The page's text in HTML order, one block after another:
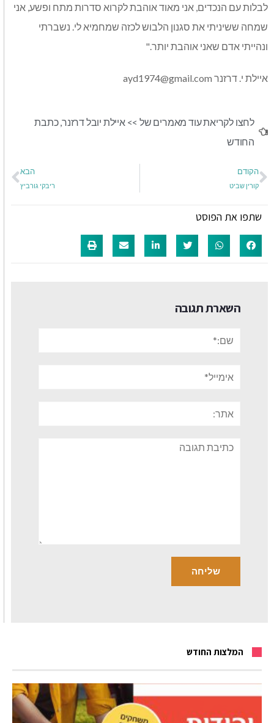
לבלות עם הנכדים, אני מאוד אוהבת לקרוא סדרות מתח ופשע, אני
שמחה ששיניתי את סגנון הלבוש לכזה שמחמיא לי. נשברתי
ונהייתי אדם שאני אוהבת יותר."
איילת י. דרזנר ayd1974@gmail.com
לחצו לקריאת עוד מאמרים של >> איילת יובל דרזנר,כתבת
החודש
הקודם
קורין שביט
הבא
ריבקי גורביץ
שתפו את הפוסט
השארת תגובה
תגובה
המלצות החודש